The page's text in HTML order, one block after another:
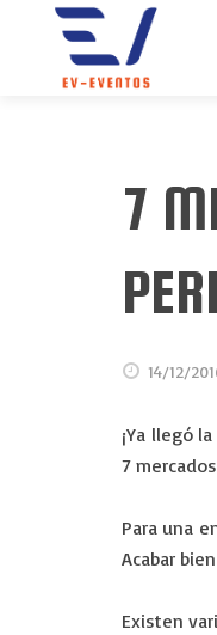
7
14/12/
¡Ya llegó
7
Para una
Acabar
Existen